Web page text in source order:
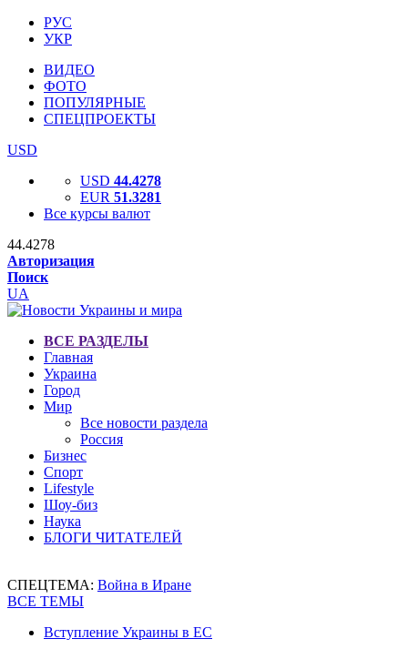
РУС
УКР
ВИДЕО
ФОТО
ПОПУЛЯРНЫЕ
СПЕЦПРОЕКТЫ
USD
USD 44.4278
EUR 51.3281
Все курсы валют
44.4278
Авторизация
Поиск
UA
ВСЕ РАЗДЕЛЫ
Главная
Украина
Город
Мир
Все новости раздела
Россия
Бизнес
Спорт
Lifestyle
Шоу-биз
Наука
БЛОГИ ЧИТАТЕЛЕЙ
СПЕЦТЕМА: Война в Иране
ВСЕ ТЕМЫ
Вступление Украины в ЕС